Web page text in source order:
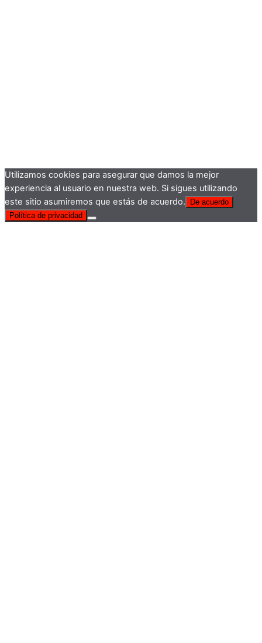
Utilizamos cookies para asegurar que damos la mejor
experiencia al usuario en nuestra web. Si sigues utilizando
este sitio asumiremos que estás de acuerdo.
De acuerdo
Política de privacidad